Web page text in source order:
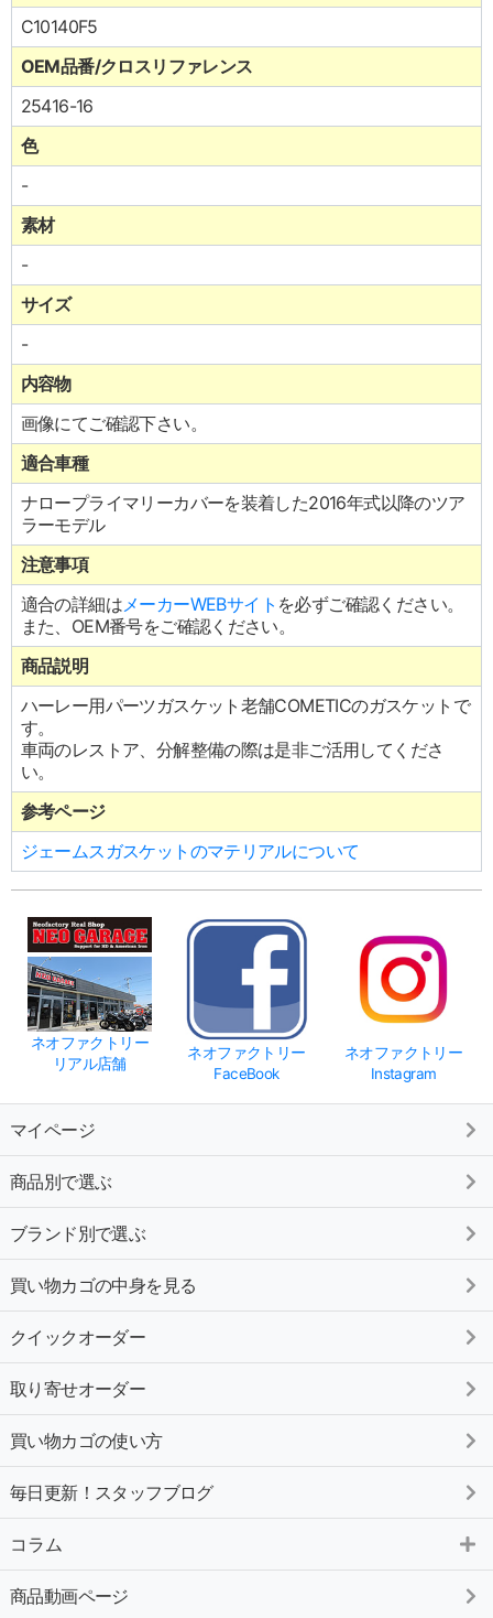
C10140F5
OEM品番/クロスリファレンス
25416-16
色
-
素材
-
サイズ
-
内容物
画像にてご確認下さい。
適合車種
ナロープライマリーカバーを装着した2016年式以降のツア
ラーモデル
注意事項
適合の詳細はメーカーWEBサイト を必ずご確認ください。
また、OEM番号をご確認ください。
商品説明
ハーレー用パーツガスケット老舗COMETICのガスケットで
す。
車両のレストア、分解整備の際は是非ご活用してくださ
い。
参考ページ
ジェームスガスケットのマテリアルについて
ネオファクトリー
リアル店舗
ネオファクトリー
FaceBook
ネオファクトリー
Instagram
マイページ
商品別で選ぶ
ブランド別で選ぶ
買い物カゴの中身を見る
クイックオーダー
取り寄せオーダー
買い物カゴの使い方
毎日更新！スタッフブログ
コラム
商品動画ページ